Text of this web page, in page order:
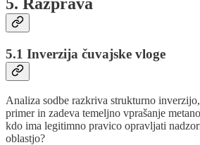
5. Razprava
5.1 Inverzija čuvajske vloge
Analiza sodbe razkriva strukturno
primer in zadeva temeljno vprašanje
kdo ima legitimno pravico opravljati
oblastjo?